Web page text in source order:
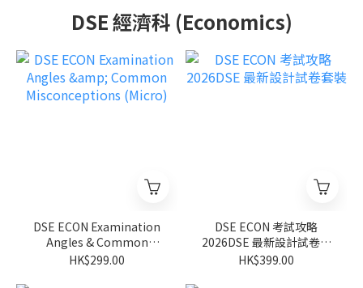
DSE 經濟科 (Economics)
DSE ECON Examination
Angles & Common
Misconceptions (Micro)
HK$299.00
DSE ECON 考試攻略
2026DSE 最新設計試卷套
裝
HK$399.00